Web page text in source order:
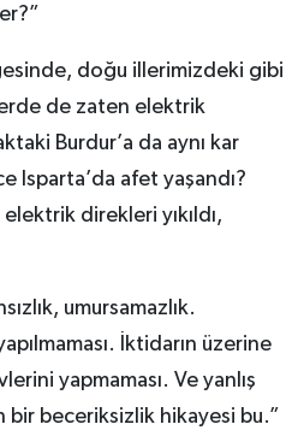
doğu illerimizdeki gibi
de zaten elektrik
Burdur’a da aynı kar
Isparta’da afet yaşandı?
direkleri yıkıldı,
umursamazlık.
İktidarın üzerine
yapmaması. Ve yanlış
beceriksizlik hikayesi bu.”